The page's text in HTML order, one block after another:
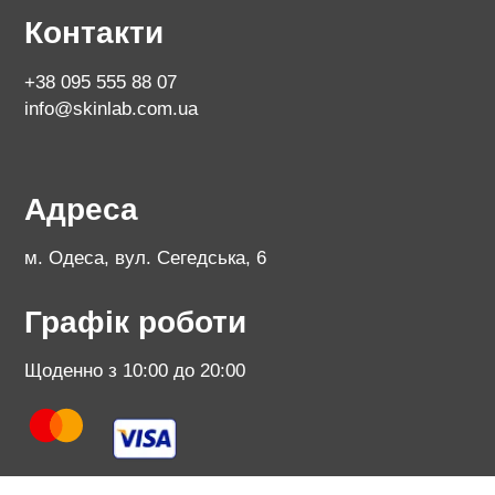
Контакти
+38 095 555 88 07
info@skinlab.com.ua
Адреса
м. Одеса, вул. Сегедська, 6
Графік роботи
Щоденно з 10:00 до 20:00